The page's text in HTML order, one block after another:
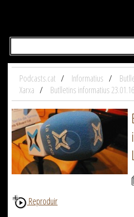
Podcasts.cat Informatius
Xarxa
Butlletins informatius
Reproduir